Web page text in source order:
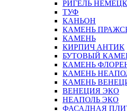
РИГЕЛЬ
ТУФ
КАНЬОН
КАМЕНЬ
КАМЕНЬ
КИРПИЧ АНТИК
БУТОВЫЙ
КАМЕНЬ
КАМЕНЬ
КАМЕНЬ
ВЕНЕЦИЯ ЭКО
НЕАПОЛЬ ЭКО
ФАСАДНАЯ